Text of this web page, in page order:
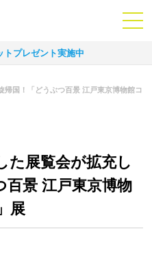
トプレゼント実施中
帰国！「どうぶつ百景 江戸東京博物館コ
た展覧会が拡充し
百景 江戸東京博物
展